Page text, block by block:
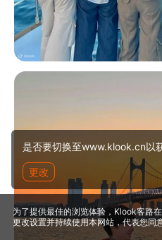
是否要切换至www.klook.cn以
更改
为了提供最佳的浏览体验，Klook客路
更改设置并持续使用本网站，代表您同